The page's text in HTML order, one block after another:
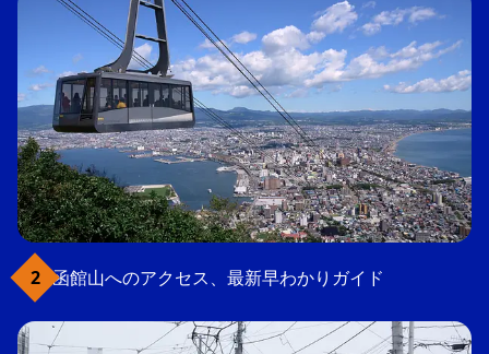
函館山へのアクセス、最新早わかりガイド